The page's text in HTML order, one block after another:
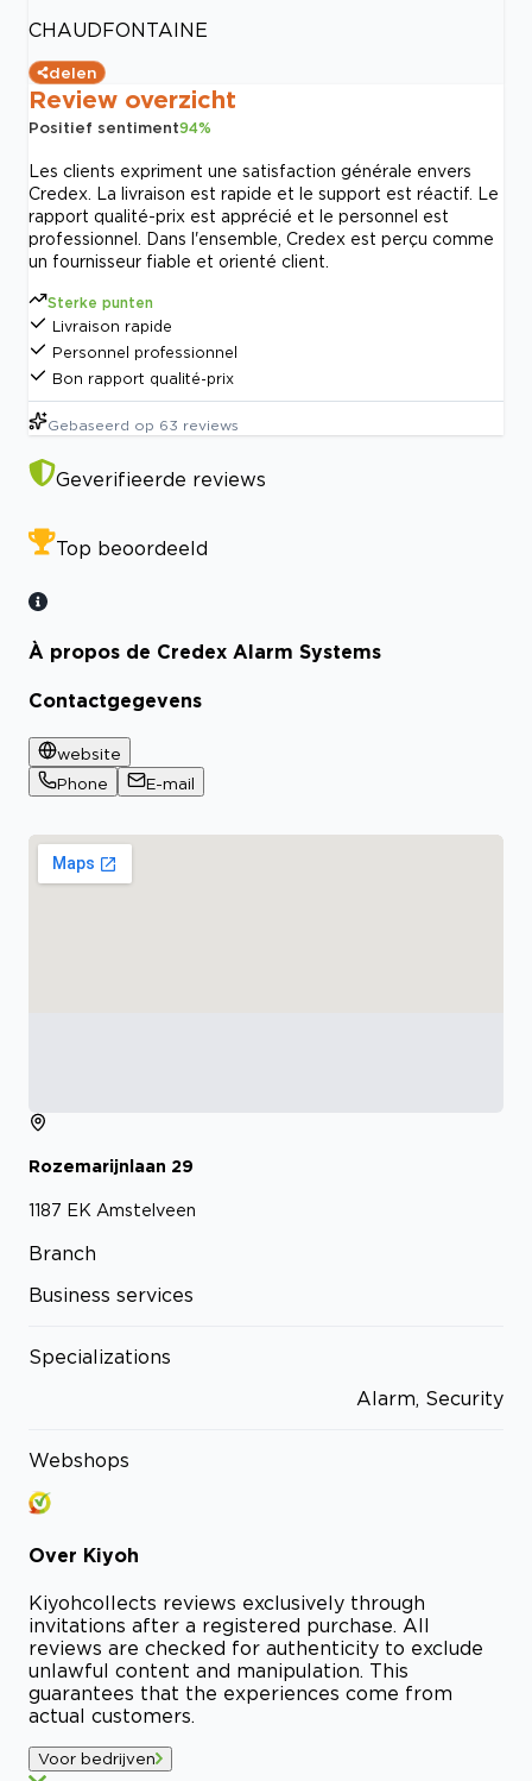
CHAUDFONTAINE
delen
Review overzicht
Positief sentiment94%
Les clients expriment une satisfaction générale envers
Credex. La livraison est rapide et le support est réactif. Le
rapport qualité-prix est apprécié et le personnel est
professionnel. Dans l'ensemble, Credex est perçu comme
un fournisseur fiable et orienté client.
Sterke punten
Livraison rapide
Personnel professionnel
Bon rapport qualité-prix
Gebaseerd op 63 reviews
Geverifieerde reviews
Top beoordeeld
À propos de Credex Alarm Systems
Contactgegevens
website
Phone
E-mail
Rozemarijnlaan 29
1187 EK Amstelveen
Branch
Business services
Specializations
Alarm, Security
Webshops
Over Kiyoh
Kiyohcollects reviews exclusively through
invitations after a registered purchase. All
reviews are checked for authenticity to exclude
unlawful content and manipulation. This
guarantees that the experiences come from
actual customers.
Voor bedrijven